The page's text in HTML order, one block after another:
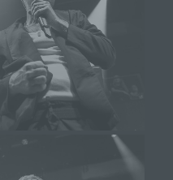
die Informationen
im Sinne
Cookies
erwähnt, die
wiederzuerkennen.
ist es, den
Internetseite zu
Internetseite, die
nicht bei
erneut seine
dies von der